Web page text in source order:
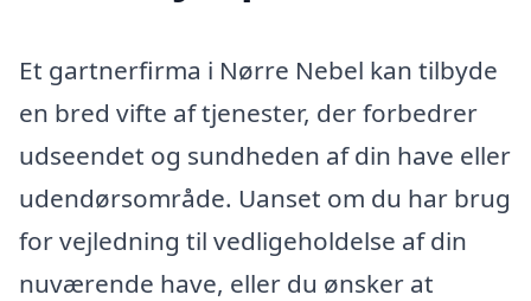
Et gartnerfirma i Nørre Nebel kan tilbyde
en bred vifte af tjenester, der forbedrer
udseendet og sundheden af din have eller
udendørsområde. Uanset om du har brug
for vejledning til vedligeholdelse af din
nuværende have, eller du ønsker at